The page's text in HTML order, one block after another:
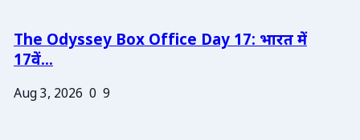
The Odyssey Box Office Day 17: भारत में
17वें...
Aug 3, 2026 0 9